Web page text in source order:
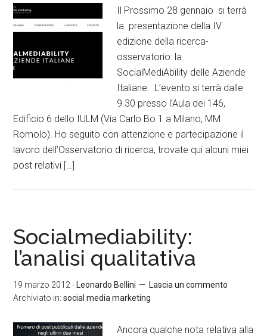
Il Prossimo 28 gennaio si terrà
la presentazione della IV
edizione della ricerca-
osservatorio: la
SocialMediAbility delle Aziende
Italiane. L’evento si terrà dalle
9.30 presso l’Aula dei 146,
Edificio 6 dello IULM (Via Carlo Bo 1 a Milano, MM
Romolo). Ho seguito con attenzione e partecipazione il
lavoro dell’Osservatorio di ricerca, trovate qui alcuni miei
post relativi […]
Socialmediability:
l’analisi qualitativa
19 marzo 2012 - Leonardo Bellini
Lascia un commento
Archiviato in:social media marketing
Ancora qualche nota relativa alla